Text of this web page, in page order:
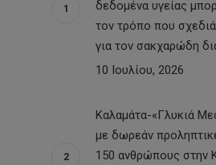
δεδομένα υγείας
τον τρόπο που
για τον σακχαρώδη
10 Ιουλίου, 2026
Καλαμάτα-«Γλυκιά
με δωρεάν
150 ανθρώπους στην